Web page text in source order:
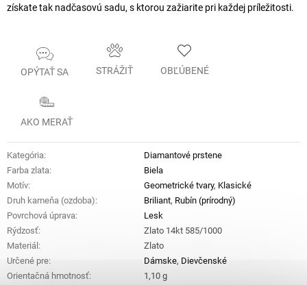
získate tak nadčasovú sadu, s ktorou zažiarite pri každej príležitosti.
OPÝTAŤ SA STRÁŽIŤ OBĽÚBENÉ
AKO MERAŤ
Kategória:
Diamantové prstene
Farba zlata:
Biela
Motív: Geometrické tvary, Klasické
Druh kameňa (ozdoba): Briliant, Rubín (prírodný)
Povrchová úprava:
Lesk
Rýdzosť:
Zlato 14kt 585/1000
Materiál :
Zlato
Určené pre: Dámske, Dievčenské
Orientačná hmotnosť:
1,10 g